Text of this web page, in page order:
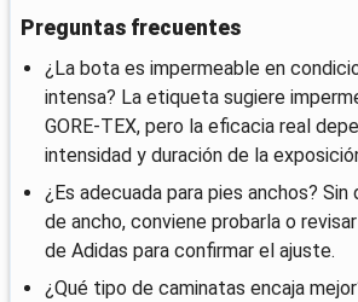
Preguntas frecuentes
¿La bota es impermeable en
intensa? La etiqueta sugiere
GORE-TEX, pero la eficacia real
intensidad y duración de la
¿Es adecuada para pies anchos?
de ancho, conviene probarla o
de Adidas para confirmar el ajuste.
¿Qué tipo de caminatas encaja